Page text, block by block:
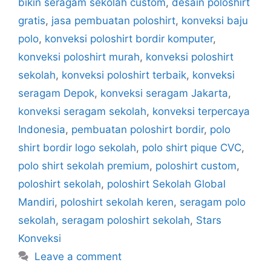
gratis, jasa pembuatan poloshirt, konveksi baju
polo, konveksi poloshirt bordir komputer,
konveksi poloshirt murah, konveksi poloshirt
sekolah, konveksi poloshirt terbaik, konveksi
seragam Depok, konveksi seragam Jakarta,
konveksi seragam sekolah, konveksi terpercaya
Indonesia, pembuatan poloshirt bordir, polo
shirt bordir logo sekolah, polo shirt pique CVC,
polo shirt sekolah premium, poloshirt custom,
poloshirt sekolah, poloshirt Sekolah Global
Mandiri, poloshirt sekolah keren, seragam polo
sekolah, seragam poloshirt sekolah, Stars
Konveksi
Leave a comment